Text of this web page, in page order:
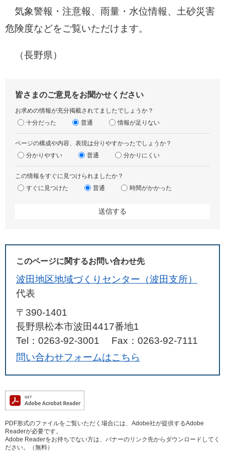
気象警報・注意報、雨量・水位情報、土砂災害
危険度などをご覧いただけます。
（長野県）
皆さまのご意見をお聞かせください
お求めの情報が充分掲載されてましたでしょうか？
十分だった
普通 情報が足りない
ページの構成や内容、表現は分りやすかったでしょうか？
分かりやすい
普通 分かりにくい
この情報をすぐに見つけられましたか？
すぐに見つけた
普通 時間がかかった
このページに関するお問い合わせ先
波田地区地域づくりセンター（波田支所）
代表
〒390-1401
長野県松本市波田4417番地1
Tel：0263-92-3001
Fax：0263-92-7111
問い合わせフォームはこちら
PDF形式のファイルをご覧いただく場合には、Adobe社が提供するAdobe
Readerが必要です。
Adobe Readerをお持ちでない方は、バナーのリンク先からダウンロードしてく
ださい。（無料）